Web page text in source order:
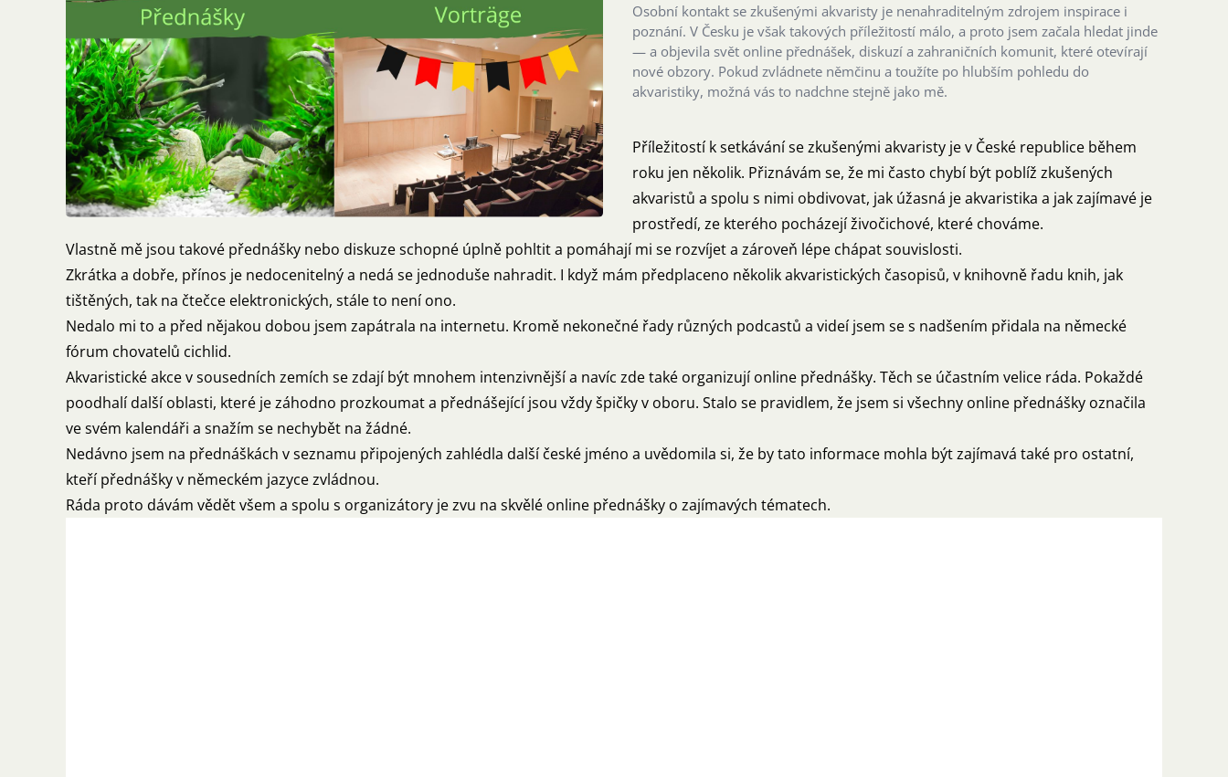
Osobní kontakt se zkušenými akvaristy je nenahraditelným zdrojem inspirace i
poznání. V Česku je však takových příležitostí málo, a proto jsem začala hledat jinde
— a objevila svět online přednášek, diskuzí a zahraničních komunit, které otevírají
nové obzory. Pokud zvládnete němčinu a toužíte po hlubším pohledu do
akvaristiky, možná vás to nadchne stejně jako mě.
Příležitostí k setkávání se zkušenými akvaristy je v České republice během
roku jen několik. Přiznávám se, že mi často chybí být poblíž zkušených
akvaristů a spolu s nimi obdivovat, jak úžasná je akvaristika a jak zajímavé je
prostředí, ze kterého pocházejí živočichové, které chováme.
Vlastně mě jsou takové přednášky nebo diskuze schopné úplně pohltit a pomáhají mi se rozvíjet a zároveň lépe chápat souvislosti.
Zkrátka a dobře, přínos je nedocenitelný a nedá se jednoduše nahradit. I když mám předplaceno několik akvaristických časopisů, v knihovně řadu knih, jak
tištěných, tak na čtečce elektronických, stále to není ono.
Nedalo mi to a před nějakou dobou jsem zapátrala na internetu. Kromě nekonečné řady různých podcastů a videí jsem se s nadšením přidala na německé
fórum chovatelů cichlid.
Akvaristické akce v sousedních zemích se zdají být mnohem intenzivnější a navíc zde také organizují online přednášky. Těch se účastním velice ráda. Pokaždé
poodhalí další oblasti, které je záhodno prozkoumat a přednášející jsou vždy špičky v oboru. Stalo se pravidlem, že jsem si všechny online přednášky označila
ve svém kalendáři a snažím se nechybět na žádné.
Nedávno jsem na přednáškách v seznamu připojených zahlédla další české jméno a uvědomila si, že by tato informace mohla být zajímavá také pro ostatní,
kteří přednášky v německém jazyce zvládnou.
Ráda proto dávám vědět všem a spolu s organizátory je zvu na skvělé online přednášky o zajímavých tématech.